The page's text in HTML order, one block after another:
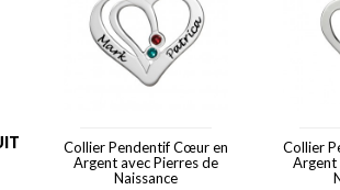
Collier Pendentif Cœur en
Argent avec Pierres de
Naissance
Collier
Argent